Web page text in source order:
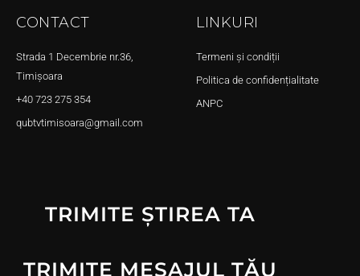
CONTACT
Strada 1 Decembrie nr.36,
Timișoara
+40 723 275 354
qubtvtimisoara@gmail.com
LINKURI
Termeni și condiții
Politica de confidențialitate
ANPC
TRIMITE ȘTIREA TA
TRIMITE MESAJUL TĂU